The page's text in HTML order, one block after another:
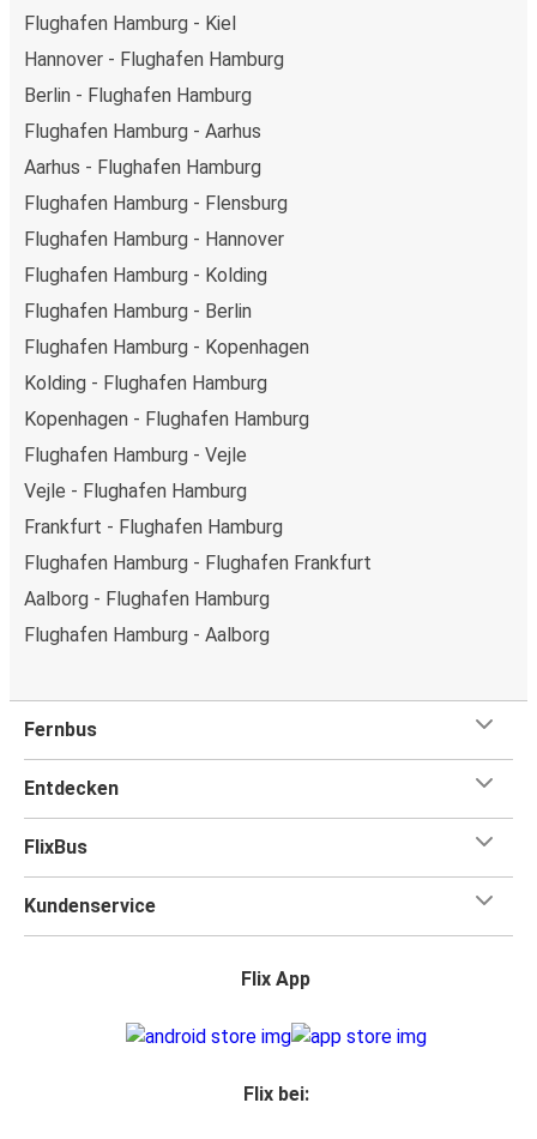
Flughafen Hamburg - Kiel
Hannover - Flughafen Hamburg
Berlin - Flughafen Hamburg
Flughafen Hamburg - Aarhus
Aarhus - Flughafen Hamburg
Flughafen Hamburg - Flensburg
Flughafen Hamburg - Hannover
Flughafen Hamburg - Kolding
Flughafen Hamburg - Berlin
Flughafen Hamburg - Kopenhagen
Kolding - Flughafen Hamburg
Kopenhagen - Flughafen Hamburg
Flughafen Hamburg - Vejle
Vejle - Flughafen Hamburg
Frankfurt - Flughafen Hamburg
Flughafen Hamburg - Flughafen Frankfurt
Aalborg - Flughafen Hamburg
Flughafen Hamburg - Aalborg
Fernbus
Entdecken
FlixBus
Kundenservice
Flix App
Flix bei: